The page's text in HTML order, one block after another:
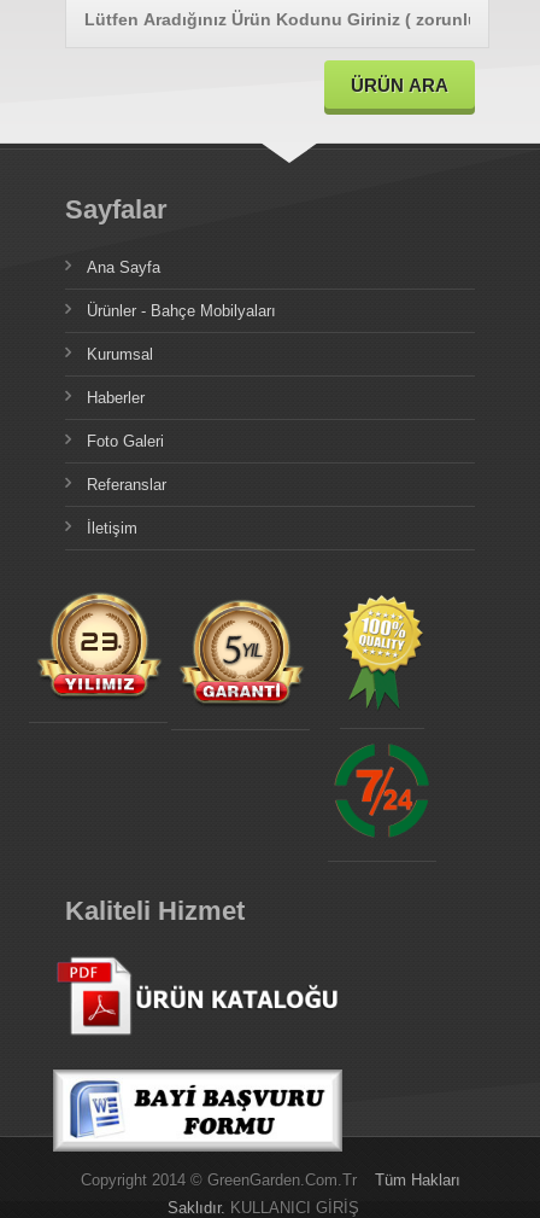
Sayfalar
Ana Sayfa
Ürünler - Bahçe Mobilyaları
Kurumsal
Haberler
Foto Galeri
Referanslar
İletişim
Kaliteli Hizmet
Copyright 2014 © GreenGarden.com.tr
Tüm Hakları
Saklıdır. KULLANICI GİRİŞ